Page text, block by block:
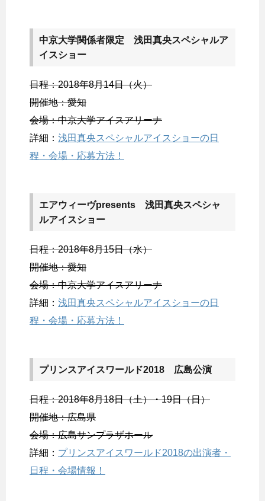
中京大学関係者限定 浅田真央スペシャルア
イスショー
日程：2018年8月14日（火）
開催地：愛知
会場：中京大学アイスアリーナ
詳細： 浅田真央スペシャルアイスショーの日
程・会場・応募方法！
エアウィーヴpresents 浅田真央スペシャ
ルアイスショー
日程：2018年8月15日（水）
開催地：愛知
会場：中京大学アイスアリーナ
詳細： 浅田真央スペシャルアイスショーの日
程・会場・応募方法！
プリンスアイスワールド2018 広島公演
日程：2018年8月18日（土）・19日（日）
開催地：広島県
会場：広島サンプラザホール
詳細： プリンスアイスワールド2018の出演者・
日程・会場情報！